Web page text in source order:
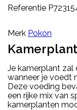
Referentie
Merk Pokon
Je kamerplant zal
wanneer je voedt
Deze voeding
een rijke mix van
kamerplanten